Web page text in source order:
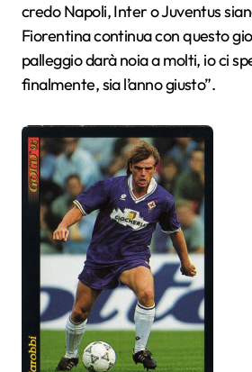
credo Napoli, Inter o Juventus
Fiorentina continua con questo
palleggio darà noia a molti, io ci
finalmente, sia l’anno giusto”.